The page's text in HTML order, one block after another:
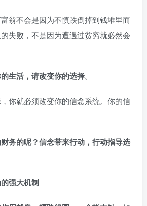
翁不会是因为不慎跌倒掉到钱堆里而
失败，不是因为遭遇过贫穷就必然会
生活，请改变你的选择。
你就必须改变你的信念系统。你的信
务的呢？信念带来行动，行动指导选
强大机制